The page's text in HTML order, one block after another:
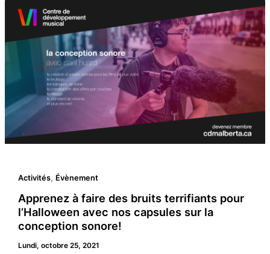
Activités, Évènement
Apprenez à faire des bruits terrifiants pour
l’Halloween avec nos capsules sur la
conception sonore!
Lundi, octobre 25, 2021